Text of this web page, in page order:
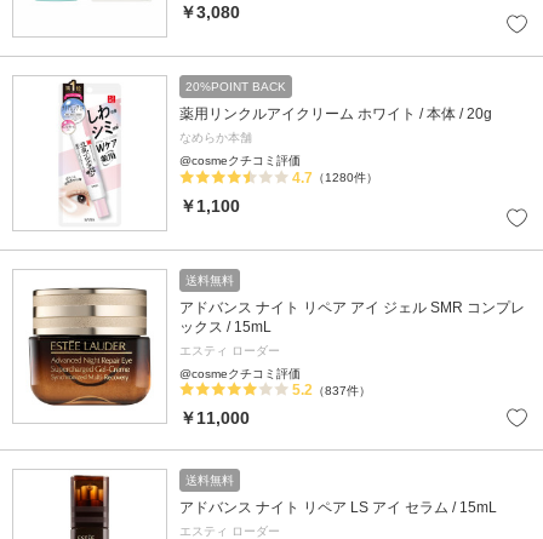
￥3,080
20%POINT BACK
薬用リンクルアイクリーム ホワイト / 本体 / 20g
なめらか本舗
@cosmeクチコミ評価
4.7 （1280件）
￥1,100
送料無料
アドバンス ナイト リペア アイ ジェル SMR コンプレ
ックス / 15mL
エスティ ローダー
@cosmeクチコミ評価
5.2 （837件）
￥11,000
送料無料
アドバンス ナイト リペア LS アイ セラム / 15mL
エスティ ローダー